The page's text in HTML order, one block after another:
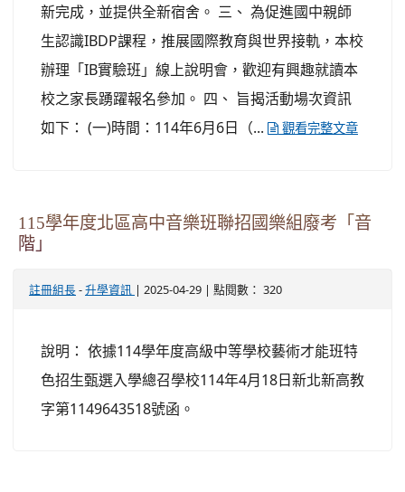
新完成，並提供全新宿舍。 三、 為促進國中親師
生認識IBDP課程，推展國際教育與世界接軌，本校
辦理「IB實驗班」線上說明會，歡迎有興趣就讀本
校之家長踴躍報名參加。 四、 旨揭活動場次資訊
如下： (一)時間：114年6月6日（...
觀看完整文章
115學年度北區高中音樂班聯招國樂組廢考「音
階」
註冊組長 - 升學資訊 | 2025-04-29 | 點閱數： 320
說明： 依據114學年度高級中等學校藝術才能班特
色招生甄選入學總召學校114年4月18日新北新高教
字第1149643518號函。